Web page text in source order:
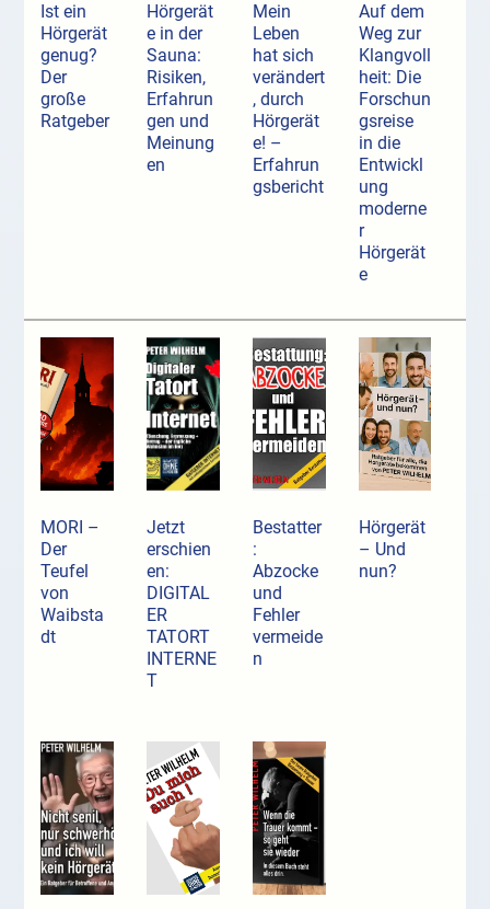
Ist ein
Hörgerät
genug?
Der
große
Ratgeber
Hörgerät
e in der
Sauna:
Risiken,
Erfahrun
gen und
Meinung
en
Mein
Leben
hat sich
verändert
, durch
Hörgerät
e! –
Erfahrun
gsbericht
Auf dem
Weg zur
Klangvoll
heit: Die
Forschun
gsreise
in die
Entwickl
ung
moderne
r
Hörgerät
e
MORI –
Der
Teufel
von
Waibsta
dt
Jetzt
erschien
en:
DIGITAL
ER
TATORT
INTERNE
T
Bestatter
:
Abzocke
und
Fehler
vermeide
n
Hörgerät
– Und
nun?